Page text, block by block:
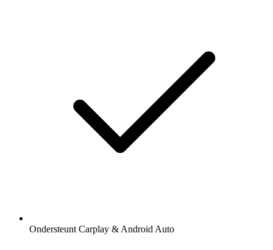
Ondersteunt Carplay & Android Auto